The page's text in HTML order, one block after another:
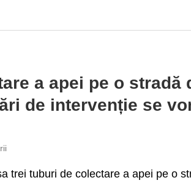
a apei pe o stradă
de intervenție se
trei tuburi de colectare a apei pe o